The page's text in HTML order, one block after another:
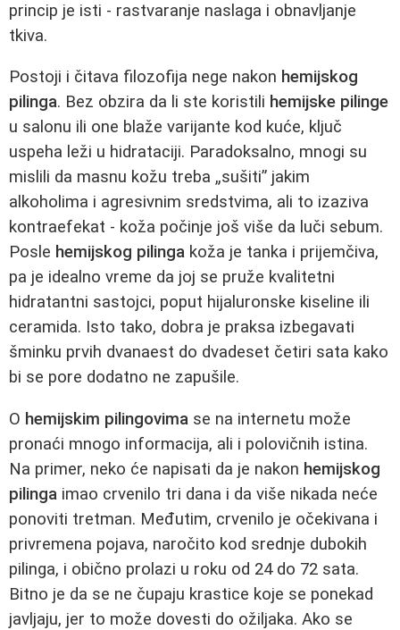
princip je isti - rastvaranje naslaga i obnavljanje
tkiva.
Postoji i čitava filozofija nege nakon hemijskog
pilinga. Bez obzira da li ste koristili hemijske pilinge
u salonu ili one blaže varijante kod kuće, ključ
uspeha leži u hidrataciji. Paradoksalno, mnogi su
mislili da masnu kožu treba „sušiti” jakim
alkoholima i agresivnim sredstvima, ali to izaziva
kontraefekat - koža počinje još više da luči sebum.
Posle hemijskog pilinga koža je tanka i prijemčiva,
pa je idealno vreme da joj se pruže kvalitetni
hidratantni sastojci, poput hijaluronske kiseline ili
ceramida. Isto tako, dobra je praksa izbegavati
šminku prvih dvanaest do dvadeset četiri sata kako
bi se pore dodatno ne zapušile.
O hemijskim pilingovima se na internetu može
pronaći mnogo informacija, ali i polovičnih istina.
Na primer, neko će napisati da je nakon hemijskog
pilinga imao crvenilo tri dana i da više nikada neće
ponoviti tretman. Međutim, crvenilo je očekivana i
privremena pojava, naročito kod srednje dubokih
pilinga, i obično prolazi u roku od 24 do 72 sata.
Bitno je da se ne čupaju krastice koje se ponekad
javljaju, jer to može dovesti do ožiljaka. Ako se